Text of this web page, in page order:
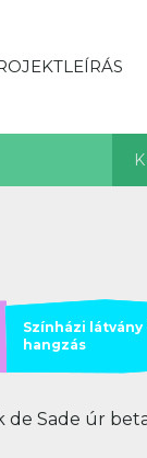
Színházi látvány
hangzás
de Sade úr